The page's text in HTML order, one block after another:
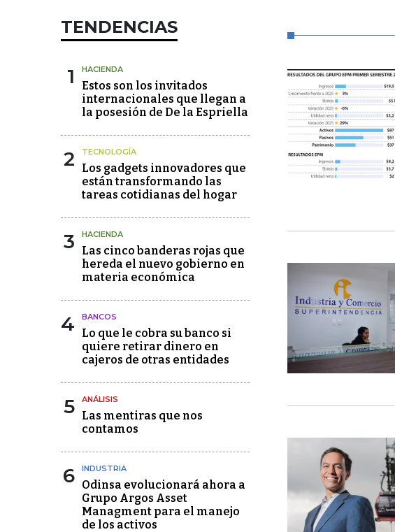
TENDENCIAS
1 HACIENDA
Estos son los invitados
internacionales que llegan a
la posesión de De la Espriella
2 TECNOLOGÍA
Los gadgets innovadores que
están transformando las
tareas cotidianas del hogar
3 HACIENDA
Las cinco banderas rojas que
hereda el nuevo gobierno en
materia económica
4 BANCOS
Lo que le cobra su banco si
quiere retirar dinero en
cajeros de otras entidades
5 ANÁLISIS
Las mentiras que nos
contamos
6 INDUSTRIA
Odinsa evolucionará ahora a
Grupo Argos Asset
Managment para el manejo
de los activos